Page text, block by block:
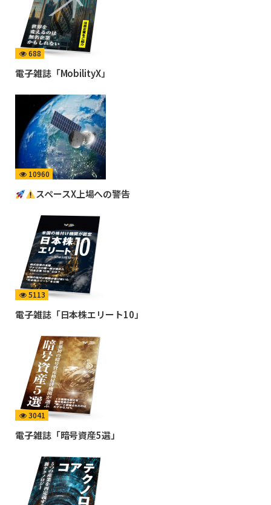
688
電子雑誌「MobilityX」
10960
スペースX上場への警告
5113
電子雑誌「日本株エリート10」
3041
電子雑誌「暗号資産5選」